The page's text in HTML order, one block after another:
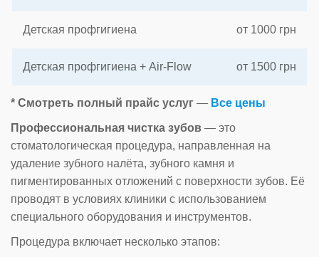
Детская профгигиена от 1000 грн
Детская профгигиена + Air-Flow от 1500 грн
* Смотреть полный прайс услуг — Все цены
Профессиональная чистка зубов — это
стоматологическая процедура, направленная на
удаление зубного налёта, зубного камня и
пигментированных отложений с поверхности зубов. Её
проводят в условиях клиники с использованием
специального оборудования и инструментов.
Процедура включает несколько этапов: